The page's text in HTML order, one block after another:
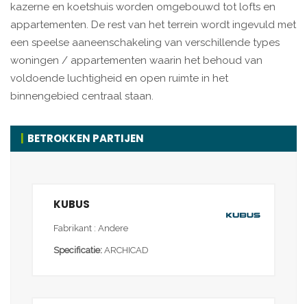
kazerne en koetshuis worden omgebouwd tot lofts en
appartementen. De rest van het terrein wordt ingevuld met
een speelse aaneenschakeling van verschillende types
woningen / appartementen waarin het behoud van
voldoende luchtigheid en open ruimte in het
binnengebied centraal staan.
BETROKKEN PARTIJEN
KUBUS
Fabrikant : Andere
Specificatie: ARCHICAD